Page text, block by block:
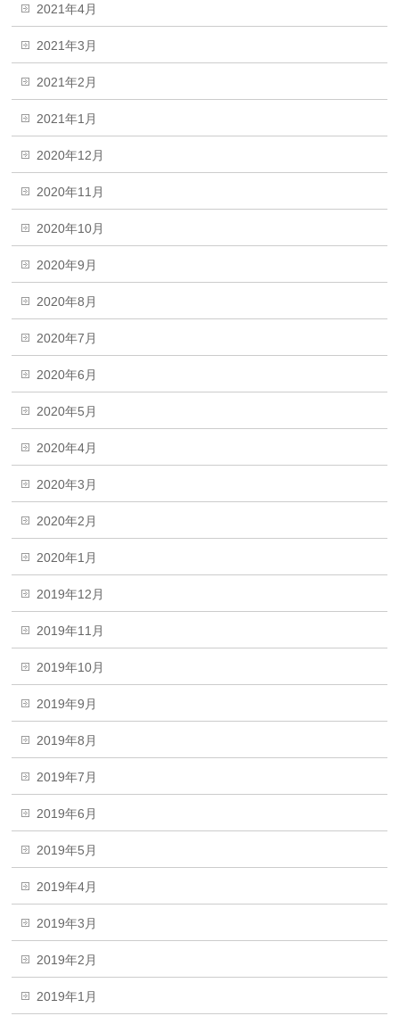
2021年4月
2021年3月
2021年2月
2021年1月
2020年12月
2020年11月
2020年10月
2020年9月
2020年8月
2020年7月
2020年6月
2020年5月
2020年4月
2020年3月
2020年2月
2020年1月
2019年12月
2019年11月
2019年10月
2019年9月
2019年8月
2019年7月
2019年6月
2019年5月
2019年4月
2019年3月
2019年2月
2019年1月